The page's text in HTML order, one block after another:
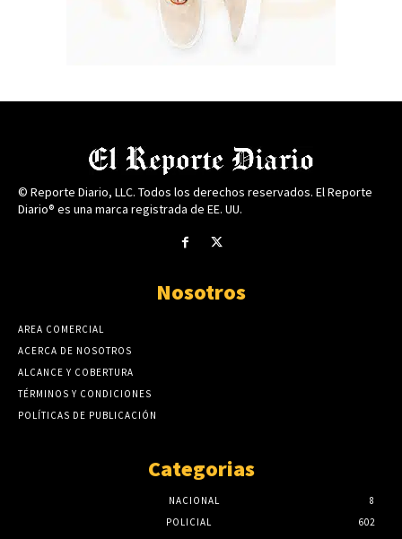
© Reporte Diario, LLC. Todos los derechos reservados. El Reporte
Diario® es una marca registrada de EE. UU.
Nosotros
AREA COMERCIAL
ACERCA DE NOSOTROS
ALCANCE Y COBERTURA
TÉRMINOS Y CONDICIONES
POLÍTICAS DE PUBLICACIÓN
Categorias
NACIONAL
8
POLICIAL
602